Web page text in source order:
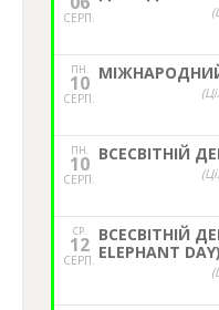
СЕРП.
ПН.
10
СЕРП.
ПН.
10
СЕРП.
ВСЕСВІТНІЙ
СР.
12
СЕРП.
ВСЕСВІТНІЙ
ELEPHANT DAY)